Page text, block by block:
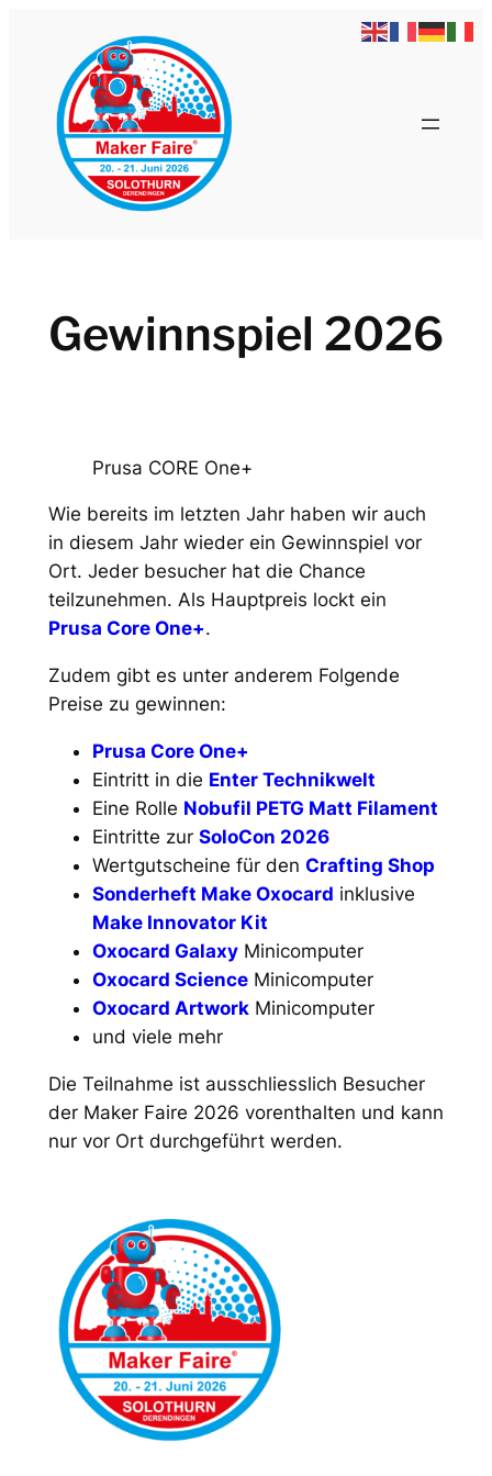
springen
Gewinnspiel 2026
Prusa CORE One+
Wie bereits im letzten Jahr haben wir auch
in diesem Jahr wieder ein Gewinnspiel vor
Ort. Jeder besucher hat die Chance
teilzunehmen. Als Hauptpreis lockt ein
Prusa Core One+.
Zudem gibt es unter anderem Folgende
Preise zu gewinnen:
Prusa Core One+
Eintritt in die Enter Technikwelt
Eine Rolle Nobufil PETG Matt Filament
Eintritte zur SoloCon 2026
Wertgutscheine für den Crafting Shop
Sonderheft Make Oxocard inklusive
Make Innovator Kit
Oxocard GalaxyMinicomputer
Oxocard ScienceMinicomputer
Oxocard ArtworkMinicomputer
und viele mehr
Die Teilnahme ist ausschliesslich Besucher
der Maker Faire 2026 vorenthalten und kann
nur vor Ort durchgeführt werden.